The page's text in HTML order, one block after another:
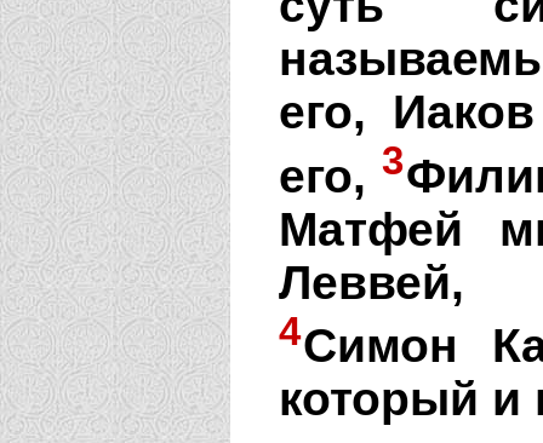
его,
его, 3
Матфей
Леввей,
4Симон
который и